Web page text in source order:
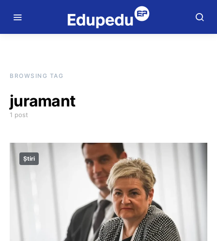
BROWSING TAG
juramant
1 post
Știri